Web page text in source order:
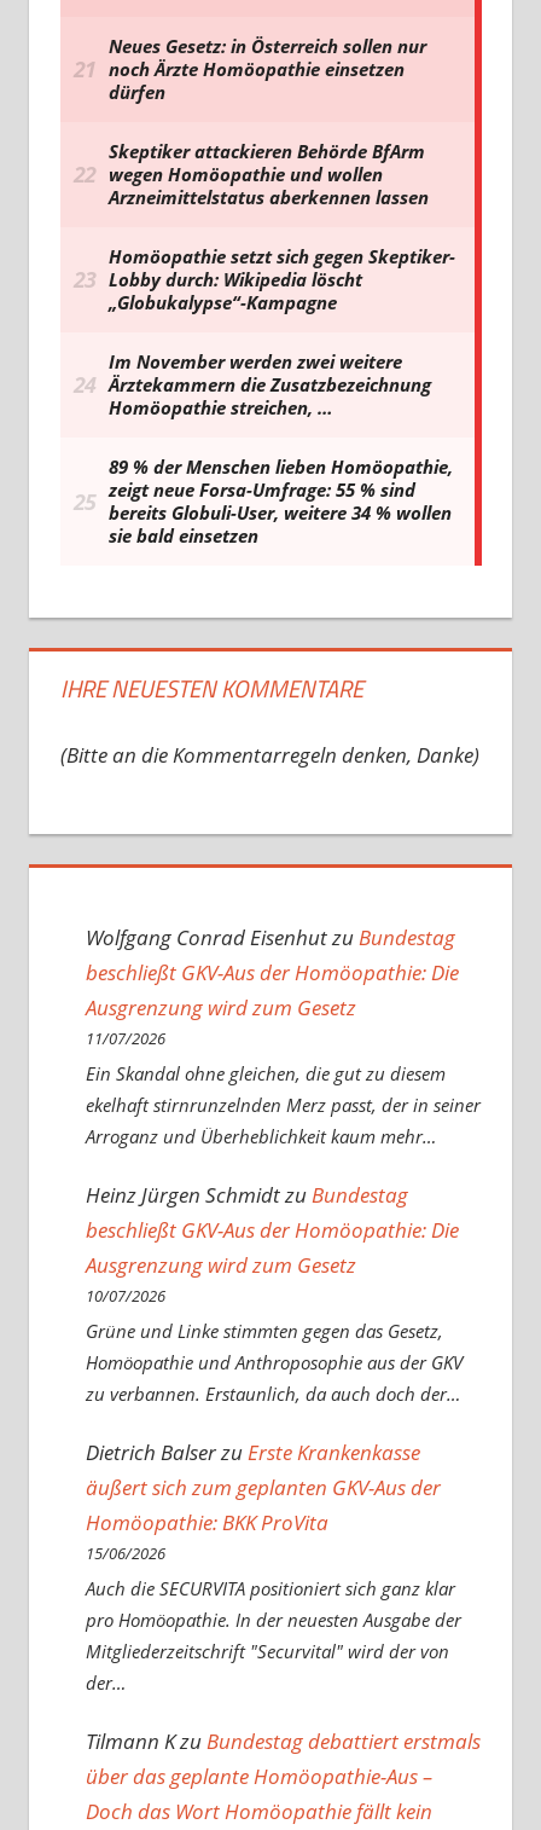
IHRE NEUESTEN KOMMENTARE
(Bitte an die Kommentarregeln denken, Danke)
Wolfgang Conrad EisenhutzuBundestag
beschließt GKV-Aus der Homöopathie: Die
Ausgrenzung wird zum Gesetz
11/07/2026
Ein Skandal ohne gleichen, die gut zu diesem
ekelhaft stirnrunzelnden Merz passt, der in seiner
Arroganz und Überheblichkeit kaum mehr…
Heinz Jürgen SchmidtzuBundestag
beschließt GKV-Aus der Homöopathie: Die
Ausgrenzung wird zum Gesetz
10/07/2026
Grüne und Linke stimmten gegen das Gesetz,
Homöopathie und Anthroposophie aus der GKV
zu verbannen. Erstaunlich, da auch doch der…
Dietrich BalserzuErste Krankenkasse
äußert sich zum geplanten GKV-Aus der
Homöopathie: BKK ProVita
15/06/2026
Auch die SECURVITA positioniert sich ganz klar
pro Homöopathie. In der neuesten Ausgabe der
Mitgliederzeitschrift "Securvital" wird der von
der…
Tilmann KzuBundestag debattiert erstmals
über das geplante Homöopathie-Aus –
Doch das Wort Homöopathie fällt kein